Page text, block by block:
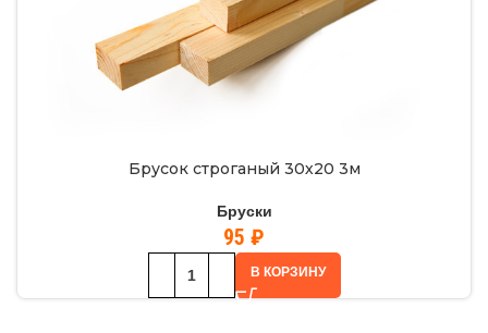
Брусок строганый 30х20 3м
Бруски
95 ₽
В КОРЗИНУ